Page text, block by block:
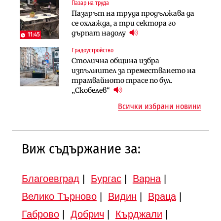
11:45
Пазар на труда
Пазарът на труда продължава да
се охлажда, а три сектора го
дърпат надолу
Градоустройство
Столична община избра
изпълнител за преместването на
трамвайното трасе по бул.
„Скобелев“
Инфраструктура
АПИ възложи промяната на
парцеларния план за
Търново
Градоустройство
Шест кандидата с интерес към
надзора на двете метростанции в
Финанси
Ипотечното кредитиране в
България продължава да се охлажда
(Графика)
Инфраструктура
Вторият мост над Варненското
езеро става част от бъдещата
магистрала „Черно море“
Всички избрани новини
Виж съдържание за:
Благоевград Бургас| Варна|
Велико Търново| Видин Враца|
Габрово| Добрич Кърджали